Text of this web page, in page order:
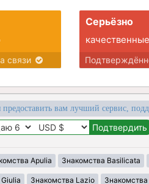
связи
Серьёзно
вам лучший сервис,
Apulia Знакомства Basilicata
Знакомства Lazio